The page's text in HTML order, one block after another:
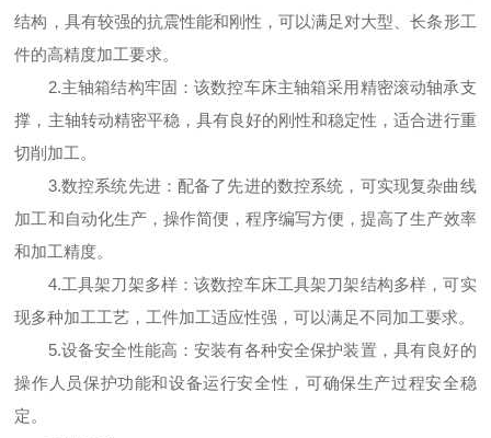
结构，具有较强的抗震性能和刚性，可以满足对大型、长条形工
件的高精度加工要求。
2.主轴箱结构牢固：该数控车床主轴箱采用精密滚动轴承支
撑，主轴转动精密平稳，具有良好的刚性和稳定性，适合进行重
切削加工。
3.数控系统先进：配备了先进的数控系统，可实现复杂曲线
加工和自动化生产，操作简便，程序编写方便，提高了生产效率
和加工精度。
4.工具架刀架多样：该数控车床工具架刀架结构多样，可实
现多种加工工艺，工件加工适应性强，可以满足不同加工要求。
5.设备安全性能高：安装有各种安全保护装置，具有良好的
操作人员保护功能和设备运行安全性，可确保生产过程安全稳
定。